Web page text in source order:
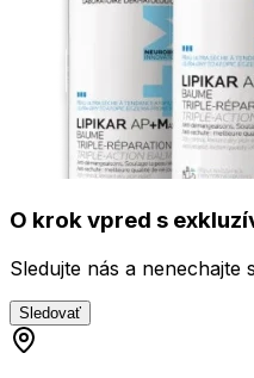
O krok vpred s
Sledujte nás a
Sledovať